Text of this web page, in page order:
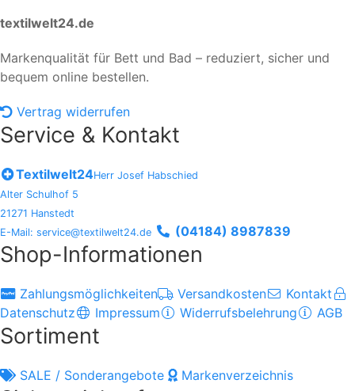
textilwelt24.de
Markenqualität für Bett und Bad – reduziert, sicher und
bequem online bestellen.
Vertrag widerrufen
Service & Kontakt
Textilwelt24Herr Josef Habschied
Alter Schulhof 5
21271 Hanstedt
E-Mail: service@textilwelt24.de
(04184) 8987839
Shop-Informationen
Zahlungsmöglichkeiten Versandkosten
Kontakt
Datenschutz
Impressum Widerrufsbelehrung AGB
Sortiment
SALE / Sonderangebote Markenverzeichnis